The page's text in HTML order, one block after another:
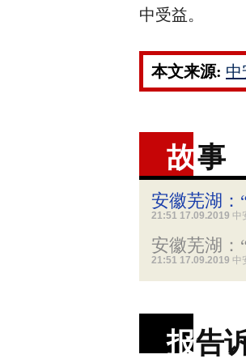
中受益。
本文来源: 中
故事
安徽芜湖：
21:51 17.09.2019 中
安徽芜湖：
21:51 17.09.2019 中
报告